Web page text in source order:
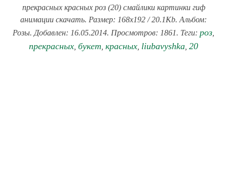
прекрасных красных роз (20) смайлики картинки гиф
анимации скачать. Размер: 168x192 / 20.1Kb. Альбом:
Розы. Добавлен: 16.05.2014. Просмотров: 1861. Теги: роз
прекрасных букет красных liubavyshka 20